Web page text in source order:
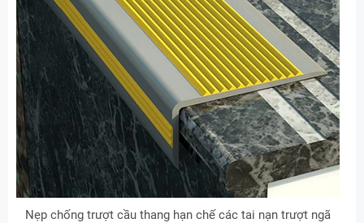
Nẹp chống trượt cầu thang hạn chế các tai nạn trượt ngã